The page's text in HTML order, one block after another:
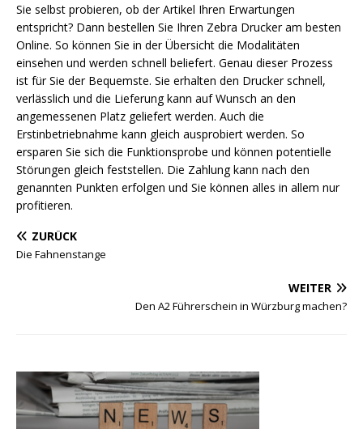
Sie selbst probieren, ob der Artikel Ihren Erwartungen
entspricht? Dann bestellen Sie Ihren Zebra Drucker am besten
Online. So können Sie in der Übersicht die Modalitäten
einsehen und werden schnell beliefert. Genau dieser Prozess
ist für Sie der Bequemste. Sie erhalten den Drucker schnell,
verlässlich und die Lieferung kann auf Wunsch an den
angemessenen Platz geliefert werden. Auch die
Erstinbetriebnahme kann gleich ausprobiert werden. So
ersparen Sie sich die Funktionsprobe und können potentielle
Störungen gleich feststellen. Die Zahlung kann nach den
genannten Punkten erfolgen und Sie können alles in allem nur
profitieren.
ZURÜCK
Die Fahnenstange
WEITER
Den A2 Führerschein in Würzburg machen?